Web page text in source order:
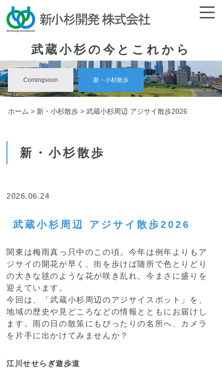
武蔵小杉の今とこれから
Comingsoon 新・小杉散歩
ホーム > 新・小杉散歩> 武蔵小杉周辺 アジサイ散歩2026
新・小杉散歩
2026.06.24
武蔵小杉周辺 アジサイ散歩2026
関東は梅雨真っ只中のこの頃。今年は例年よりもア
ジサイの開花が早く、街を歩けば随所で色とりどり
の大きな毬のような花が咲き乱れ、今まさに盛りを
迎えています。
今回は、「武蔵小杉周辺のアジサイスポット」を、
地域の歴史や見どころなどの情報とともにお届けし
ます。雨の日の散策にもぴったりの名所へ、カメラ
を片手に出かけてみませんか？
江川せせらぎ遊歩道